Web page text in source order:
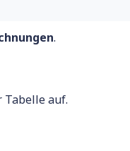
.
Tabelle auf.